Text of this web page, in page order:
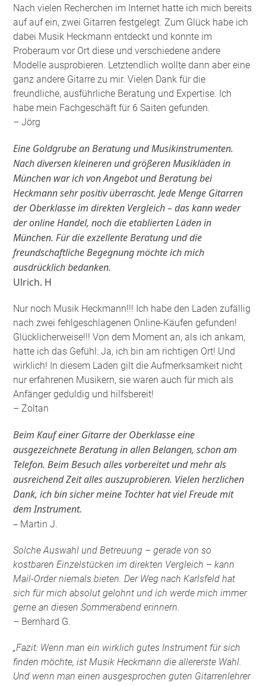
Nach vielen Recherchen im Internet hatte ich mich bereits
auf auf ein, zwei Gitarren festgelegt. Zum Glück habe ich
dabei Musik Heckmann entdeckt und konnte im
Proberaum vor Ort diese und verschiedene andere
Modelle ausprobieren. Letztendlich wollte dann aber eine
ganz andere Gitarre zu mir. Vielen Dank für die
freundliche, ausführliche Beratung und Expertise. Ich
habe mein Fachgeschäft für 6 Saiten gefunden.
– Jörg
Eine Goldgrube an Beratung und Musikinstrumenten.
Nach diversen kleineren und größeren Musikläden in
München war ich von Angebot und Beratung bei
Heckmann sehr positiv überrascht. Jede Menge Gitarren
der Oberklasse im direkten Vergleich – das kann weder
der online Handel, noch die etablierten Läden in
München. Für die exzellente Beratung und die
freundschaftliche Begegnung möchte ich mich
ausdrücklich bedanken.
Ulrich. H
Nur noch Musik Heckmann!!! Ich habe den Laden zufällig
nach zwei fehlgeschlagenen Online-Käufen gefunden!
Glücklicherweise!!! Von dem Moment an, als ich ankam,
hatte ich das Gefühl: Ja, ich bin am richtigen Ort! Und
wirklich! In diesem Laden gilt die Aufmerksamkeit nicht
nur erfahrenen Musikern, sie waren auch für mich als
Anfänger geduldig und hilfsbereit!
– Zoltan
Beim Kauf einer Gitarre der Oberklasse eine
ausgezeichnete Beratung in allen Belangen, schon am
Telefon. Beim Besuch alles vorbereitet und mehr als
ausreichend Zeit alles auszuprobieren. Vielen herzlichen
Dank, ich bin sicher meine Tochter hat viel Freude mit
dem Instrument.
– Martin J.
Solche Auswahl und Betreuung – gerade von so
kostbaren Einzelstücken im direkten Vergleich – kann
Mail-Order niemals bieten. Der Weg nach Karlsfeld hat
sich für mich absolut gelohnt und ich werde mich immer
gerne an diesen Sommerabend erinnern.
– Bernhard G.
„Fazit: Wenn man ein wirklich gutes Instrument für sich
finden möchte, ist Musik Heckmann die allererste Wahl.
Und wenn man einen ausgesprochen guten Gitarrenlehrer